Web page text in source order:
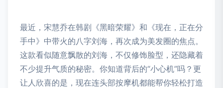
最近，宋慧乔在韩剧《黑暗荣耀》和《现在，正在分
手中》中带火的八字刘海，再次成为美发圈的焦点。
这款看似随意飘散的刘海，不仅修饰脸型，还隐藏着
不少提升气质的秘密。你知道背后的“小心机”吗？更
让人欣喜的是，现在连头部按摩机都能帮你轻松打造